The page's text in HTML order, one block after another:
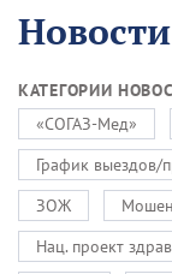
Новости
КАТЕГОРИИ
«СОГАЗ-Мед»
График выездов/
ЗОЖ
Нац. проект